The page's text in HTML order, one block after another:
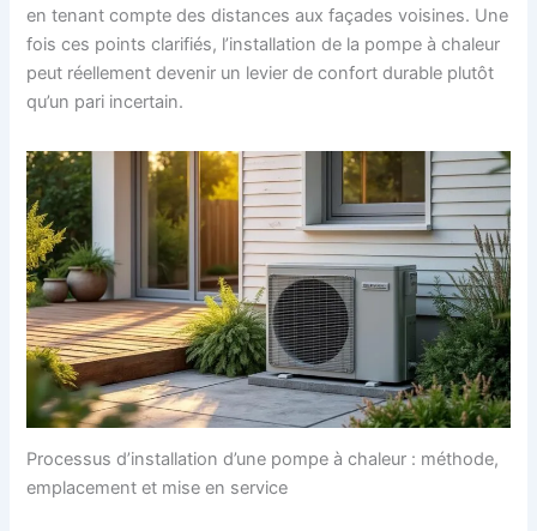
en tenant compte des distances aux façades voisines. Une
fois ces points clarifiés, l’installation de la pompe à chaleur
peut réellement devenir un levier de confort durable plutôt
qu’un pari incertain.
Processus d’installation d’une pompe à chaleur : méthode,
emplacement et mise en service